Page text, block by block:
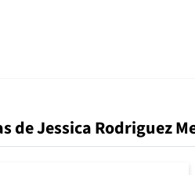
de Jessica Rodriguez